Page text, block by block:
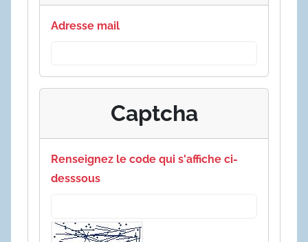
Adresse mail
Captcha
Renseignez le code qui s'affiche ci-
desssous